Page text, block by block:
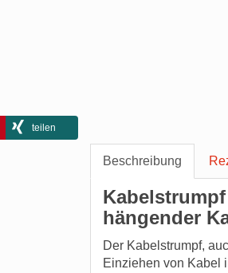
teilen
Beschreibung
hängender
Der Kabelstrumpf,
Einziehen von Kabel